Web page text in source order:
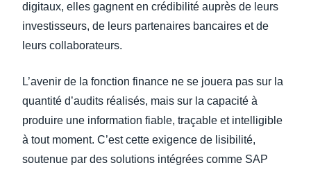
digitaux, elles gagnent en crédibilité auprès de leurs
investisseurs, de leurs partenaires bancaires et de
leurs collaborateurs.
L’avenir de la fonction finance ne se jouera pas sur la
quantité d’audits réalisés, mais sur la capacité à
produire une information fiable, traçable et intelligible
à tout moment. C’est cette exigence de lisibilité,
soutenue par des solutions intégrées comme SAP